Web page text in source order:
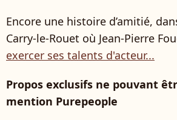
Encore une histoire d’amitié,
Carry-le-Rouet où Jean-Pierre
exercer ses talents d'acteur...
Propos exclusifs ne pouvant
mention Purepeople